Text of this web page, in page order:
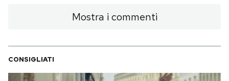
Mostra i commenti
CONSIGLIATI